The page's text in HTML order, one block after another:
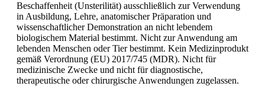
Beschaffenheit (Unsterilität) ausschließlich zur Verwendung
in Ausbildung, Lehre, anatomischer Präparation und
wissenschaftlicher Demonstration an nicht lebendem
biologischem Material bestimmt. Nicht zur Anwendung am
lebenden Menschen oder Tier bestimmt. Kein Medizinprodukt
gemäß Verordnung (EU) 2017/745 (MDR). Nicht für
medizinische Zwecke und nicht für diagnostische,
therapeutische oder chirurgische Anwendungen zugelassen.